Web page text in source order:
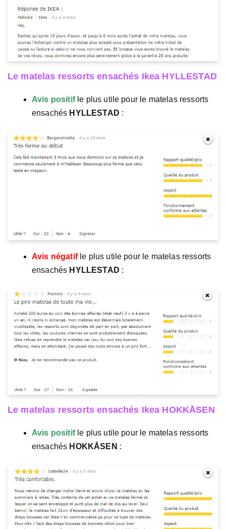
Le matelas ressorts ensachés Ikea HYLLESTAD
Avis positif le plus utile pour le matelas ressorts
ensachés HYLLESTAD :
Avis négatifle plus utile pour le matelas ressorts
ensachés HYLLESTAD :
Le matelas ressorts ensachés Ikea HOKKÅSEN
Avis positif le plus utile pour le matelas ressorts
ensachés HOKKÅSEN :